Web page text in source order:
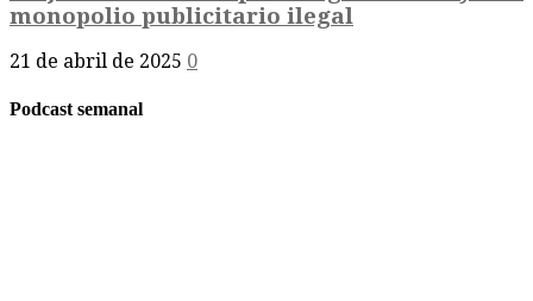
monopolio publicitario ilegal
21 de abril de 2025 0
Podcast semanal